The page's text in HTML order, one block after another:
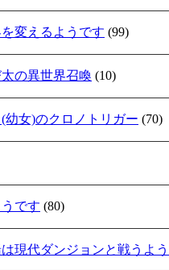
変えるようです (99)
の異世界召喚 (10)
幼女)のクロノトリガー (70)
です (80)
は現代ダンジョンと戦うよ